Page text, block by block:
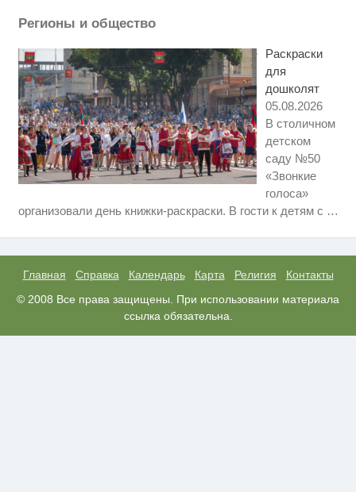
Регионы и общество
Раскраски
для
дошколят
05.08.2026
В столичном
детском
саду №50
«Звонкие
голоса»
организовали день книжки-раскраски. В гости к детям с …
Главная Справка Календарь Карта Религия
Контакты
© 2008 Все права защищены. При использовании материала
ссылка обязательна.
Смолов призвал российских
а смеяться вы будете долго
i
Королева вагона отожгла! Видео
не оставит равнодушным